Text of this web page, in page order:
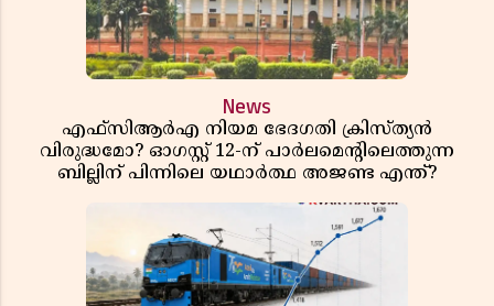
News
എഫ്സിആർഎ നിയമ ഭേദഗതി ക്രിസ്ത്യൻ
വിരുദ്ധമോ? ഓഗസ്റ്റ് 12-ന് പാർലമെന്റിലെത്തുന്ന
ബില്ലിന് പിന്നിലെ യഥാർത്ഥ അജണ്ട എന്ത്?